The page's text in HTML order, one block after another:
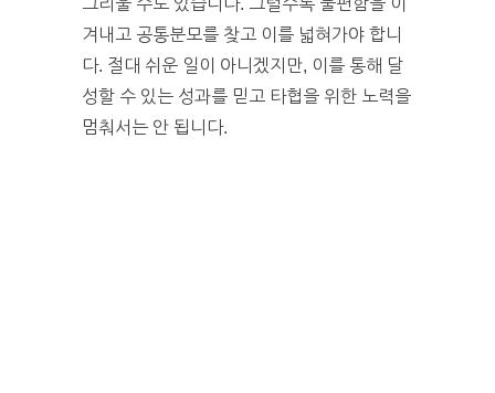
겨내고 공통분모를 찾고 이를 넓혀가야 합니
다. 절대 쉬운 일이 아니겠지만, 이를 통해 달
성할 수 있는 성과를 믿고 타협을 위한 노력을
멈춰서는 안 됩니다.